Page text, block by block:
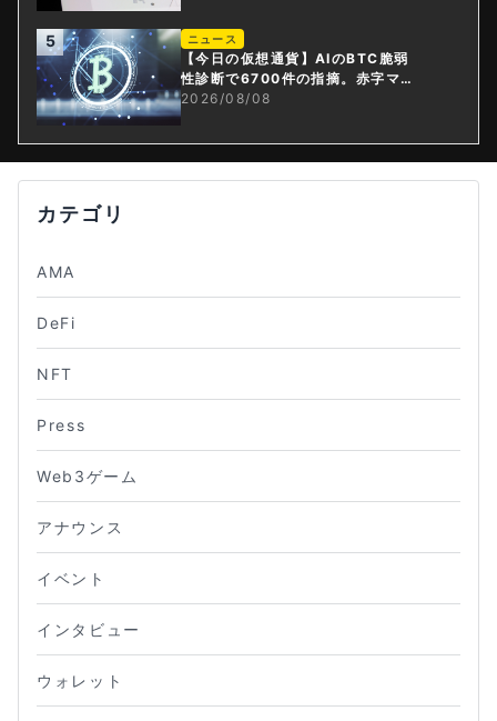
5 ニュース
【今日の仮想通貨】AIのBTC脆弱
性診断で6700件の指摘。赤字マイ
ニング企業はAIに賭ける
2026/08/08
カテゴリ
AMA
DeFi
NFT
Press
Web3ゲーム
アナウンス
イベント
インタビュー
ウォレット